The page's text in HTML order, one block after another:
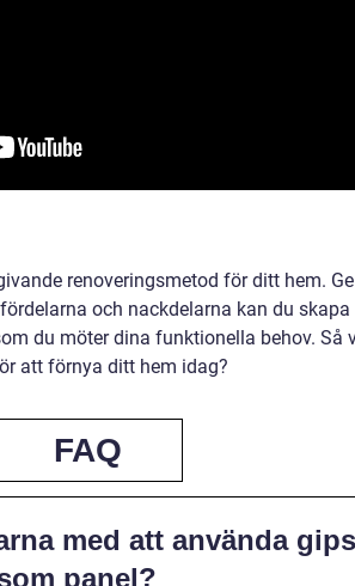
renoveringsmetod för ditt hem.
och nackdelarna kan du skapa
du möter dina funktionella behov. Så
att förnya ditt hem idag?
FAQ
med att använda
panel?